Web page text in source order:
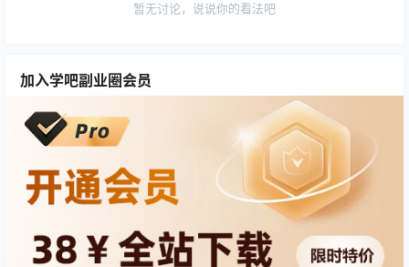
暂无讨论，说说你的看法吧
加入学吧副业圈会员